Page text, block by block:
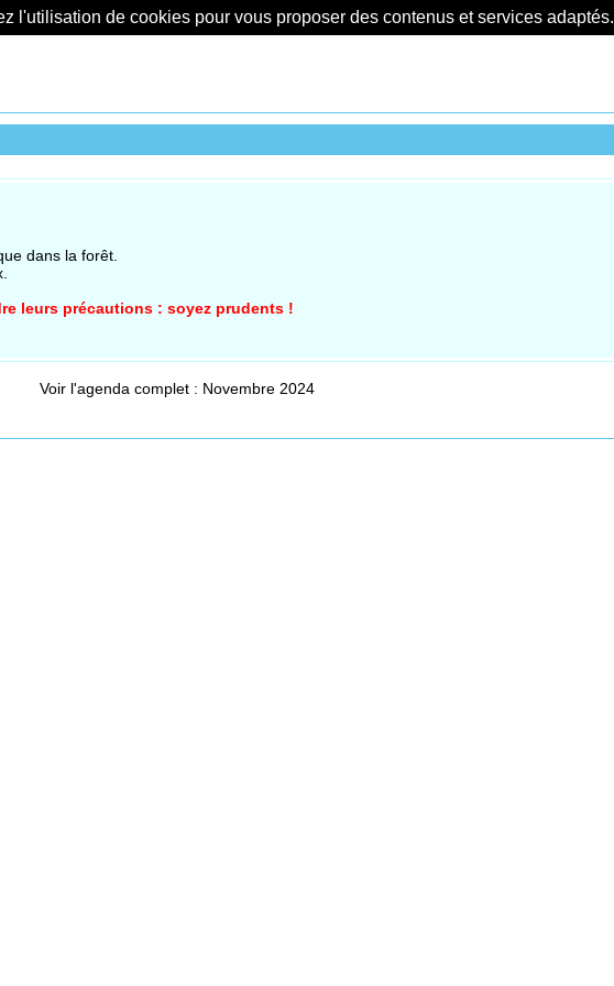
l'utilisation de cookies pour vous proposer des contenus et services adaptés.
dans la forêt.
leurs précautions : soyez prudents !
Voir l'agenda complet : Novembre 2024